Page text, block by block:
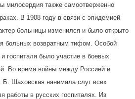
милосердия также самоотверженно
В 1908 году в связи с эпидемией
больницы изменился и было открыто
больных возвратным тифом. Особой
госпиталя было участие в боевых
Во время войны между Россией и
Б. Шаховская нанимала слуг всех
работы в русских госпиталях. Из